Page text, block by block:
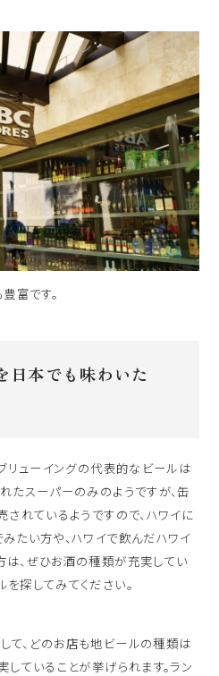
富です。
日本でも味わいた
ブリューイングの代表的なビールは
たスーパーのみのようですが、缶
れているようですので、ハワイに
たい方や、ハワイで飲んだハワイ
は、ぜひお酒の種類が充実してい
探してみてください。
て、どのお店も地ビールの種類は
していることが挙げられます。ラン